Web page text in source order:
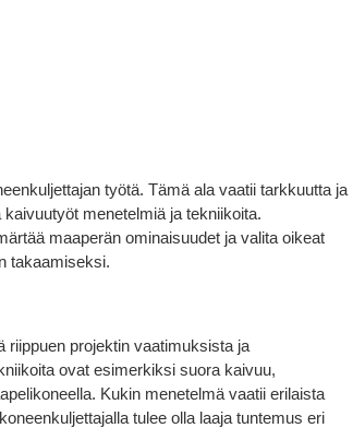
työtä. Tämä ala vaatii tarkkuutta ja
menetelmiä ja tekniikoita.
maaperän ominaisuudet ja valita oikeat
takaamiseksi.
riippuen projektin vaatimuksista ja
ovat esimerkiksi suora kaivuu,
Kukin menetelmä vaatii erilaista
tulee olla laaja tuntemus eri